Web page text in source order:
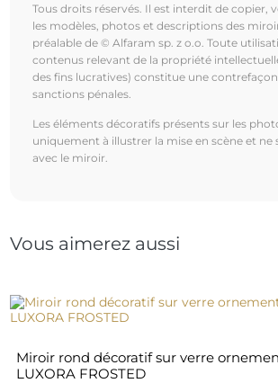
Tous droits réservés. Il est interdit de copier,
les modèles, photos et descriptions des
préalable de © Alfaram sp. z o.o. Toute
contenus relevant de la propriété
des fins lucratives) constitue une
sanctions pénales.
Les éléments décoratifs présents sur les
uniquement à illustrer la mise en scène et ne
avec le miroir.
Vous aimerez aussi
Miroir rond décoratif sur verre
LUXORA FROSTED